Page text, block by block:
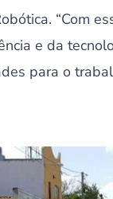
“Com
e da
para o